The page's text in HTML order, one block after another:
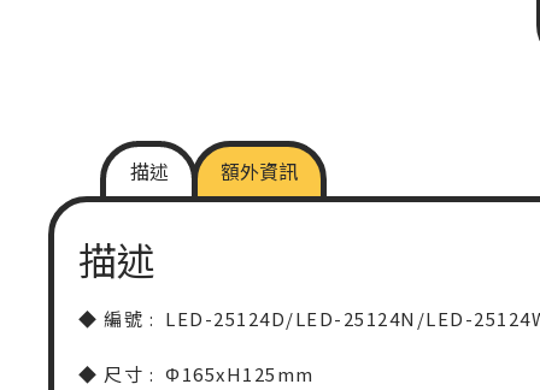
描述 額外資訊
描述
◆ 編號 : LED-25124D/LED-25124N/LED-
◆ 尺寸 : Φ165xH125mm